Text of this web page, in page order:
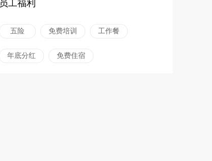
员工福利
五险 免费培训 工作餐
年底分红 免费住宿